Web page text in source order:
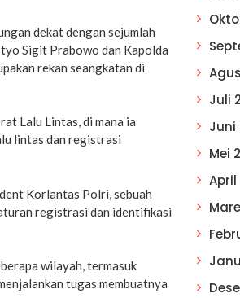
dekat dengan sejumlah
Sigit Prabowo dan Kapolda
rekan seangkatan di
Lalu Lintas, di mana ia
lintas dan registrasi
Korlantas Polri, sebuah
registrasi dan identifikasi
wilayah, termasuk
tugas membuatnya
Juli
Juni
Mei
April